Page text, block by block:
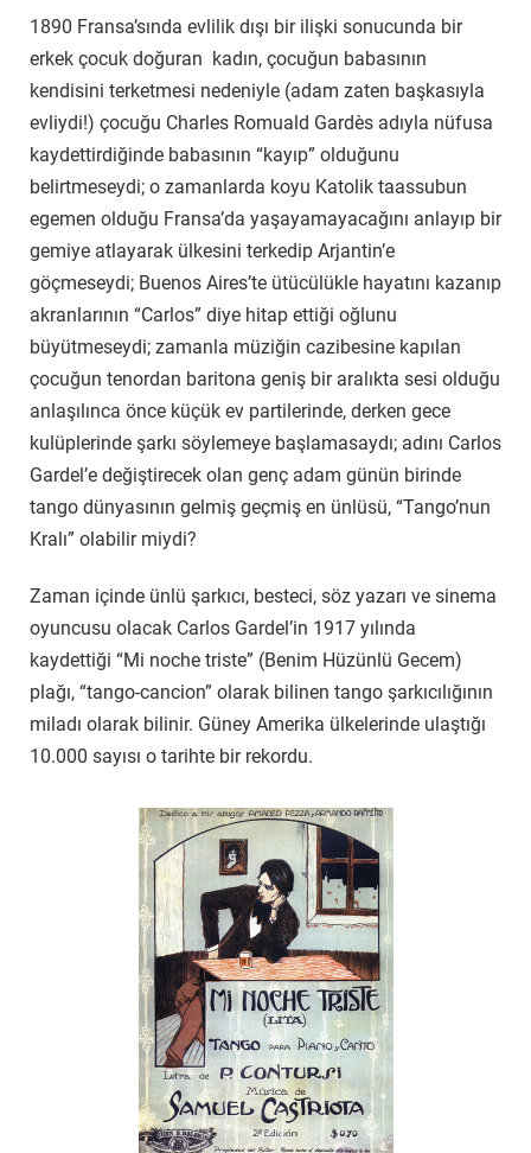
1890 Fransa’sında evlilik dışı bir ilişki sonucunda bir
erkek çocuk doğuran kadın, çocuğun babasının
kendisini terketmesi nedeniyle (adam zaten başkasıyla
evliydi!) çocuğu Charles Romuald Gardès adıyla nüfusa
kaydettirdiğinde babasının “kayıp” olduğunu
belirtmeseydi; o zamanlarda koyu Katolik taassubun
egemen olduğu Fransa’da yaşayamayacağını anlayıp bir
gemiye atlayarak ülkesini terkedip Arjantin’e
göçmeseydi; Buenos Aires’te ütücülükle hayatını kazanıp
akranlarının “Carlos” diye hitap ettiği oğlunu
büyütmeseydi; zamanla müziğin cazibesine kapılan
çocuğun tenordan baritona geniş bir aralıkta sesi olduğu
anlaşılınca önce küçük ev partilerinde, derken gece
kulüplerinde şarkı söylemeye başlamasaydı; adını Carlos
Gardel’e değiştirecek olan genç adam günün birinde
tango dünyasının gelmiş geçmiş en ünlüsü, “Tango’nun
Kralı” olabilir miydi?
Zaman içinde ünlü şarkıcı, besteci, söz yazarı ve sinema
oyuncusu olacak Carlos Gardel’in 1917 yılında
kaydettiği “Mi noche triste” (Benim Hüzünlü Gecem)
plağı, “tango-cancion” olarak bilinen tango şarkıcılığının
miladı olarak bilinir. Güney Amerika ülkelerinde ulaştığı
10.000 sayısı o tarihte bir rekordu.